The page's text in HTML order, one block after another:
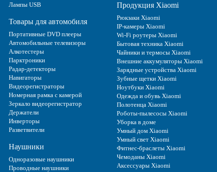
Лампы USB
Товары для автомобиля
Портативные DVD плееры
Автомобильные телевизоры
Алкотестеры
Парктроники
Радар-детекторы
Навигаторы
Видеорегистраторы
Номерная рамка с камерой
Зеркало видеорегистратор
Держатели
Инверторы
Разветвители
Наушники
Одноразовые наушники
Проводные наушники
Продукция Xiaomi
Рюкзаки Xiaomi
IP-камеры Xiaomi
Wi-Fi роутеры Xiaomi
Бытовая техника Xiaomi
Чайники и термосы Xiaomi
Внешние аккумуляторы Xiaomi
Зарядные устройства Xiaomi
Зубные щетки Xiaomi
Ноутбуки Xiaomi
Одежда и обувь Xiaomi
Полотенца Xiaomi
Роботы-пылесосы Xiaomi
Уборка в доме
Умный дом Xiaomi
Умный свет Xiaomi
Фитнес-браслеты Xiaomi
Чемоданы Xiaomi
Аксессуары Xiaomi